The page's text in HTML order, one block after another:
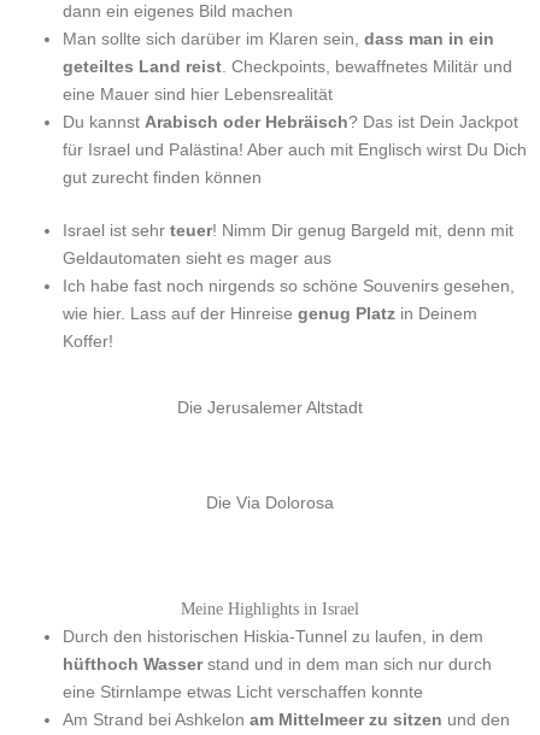
dann ein eigenes Bild machen
Man sollte sich darüber im Klaren sein, dass man in ein
geteiltes Land reist . Checkpoints, bewaffnetes Militär und
eine Mauer sind hier Lebensrealität
Du kannst Arabisch oder Hebräisch? Das ist Dein Jackpot
für Israel und Palästina! Aber auch mit Englisch wirst Du Dich
gut zurecht finden können
Israel ist sehr teuer! Nimm Dir genug Bargeld mit, denn mit
Geldautomaten sieht es mager aus
Ich habe fast noch nirgends so schöne Souvenirs gesehen,
wie hier. Lass auf der Hinreise genug Platz in Deinem
Koffer!
Die Jerusalemer Altstadt
Die Via Dolorosa
Meine Highlights in Israel
Durch den historischen Hiskia-Tunnel zu laufen, in dem
hüfthoch Wasserstand und in dem man sich nur durch
eine Stirnlampe etwas Licht verschaffen konnte
Am Strand bei Ashkelon am Mittelmeer zu sitzen und den